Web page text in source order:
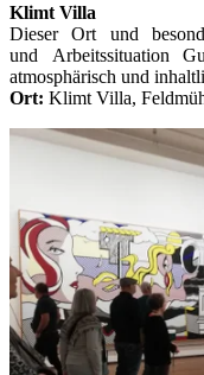
Klimt Villa
Dieser Ort und
und Arbeitssituation
atmosphärisch und
Ort: Klimt Villa,